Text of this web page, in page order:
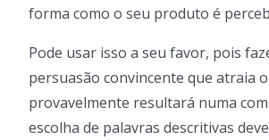
forma como o seu produto é
Pode usar isso a seu favor, pois
persuasão convincente que atraia
provavelmente resultará numa
escolha de palavras descritivas